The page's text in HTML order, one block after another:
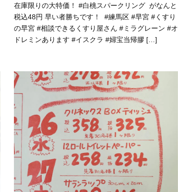
在庫限りの大特価！⁡ #白桃スパークリング ⁡ ⁡がなんと
税込48円⁡ ⁡早い者勝ちです！⁡ ⁡ #練馬区 #早宮 #くすり
の早宮 #相談できるくすり屋さん #ミラグレーン #オ
ドレミンあります #イスクラ #婦宝当帰膠 […]